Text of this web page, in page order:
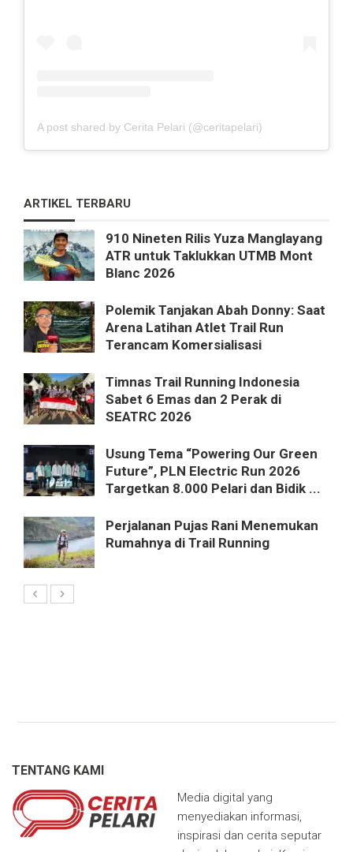
A post shared by Cerita Pelari (@ceritapelari)
ARTIKEL TERBARU
910 Nineten Rilis Yuza Manglayang
ATR untuk Taklukkan UTMB Mont
Blanc 2026
Polemik Tanjakan Abah Donny: Saat
Arena Latihan Atlet Trail Run
Terancam Komersialisasi
Timnas Trail Running Indonesia
Sabet 6 Emas dan 2 Perak di
SEATRC 2026
Usung Tema “Powering Our Green
Future”, PLN Electric Run 2026
Targetkan 8.000 Pelari dan Bidik ...
Perjalanan Pujas Rani Menemukan
Rumahnya di Trail Running
TENTANG KAMI
Media digital yang
menyediakan informasi,
inspirasi dan cerita seputar